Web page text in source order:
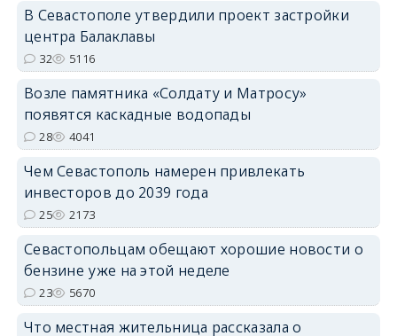
В Севастополе утвердили проект застройки
центра Балаклавы
32 5116
Возле памятника «Солдату и Матросу»
появятся каскадные водопады
28 4041
Чем Севастополь намерен привлекать
инвесторов до 2039 года
25 2173
Севастопольцам обещают хорошие новости о
бензине уже на этой неделе
23 5670
Что местная жительница рассказала о